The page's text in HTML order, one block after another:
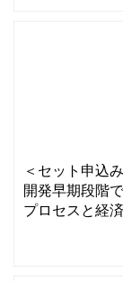
＜セット申込
開発早期段階
プロセスと経